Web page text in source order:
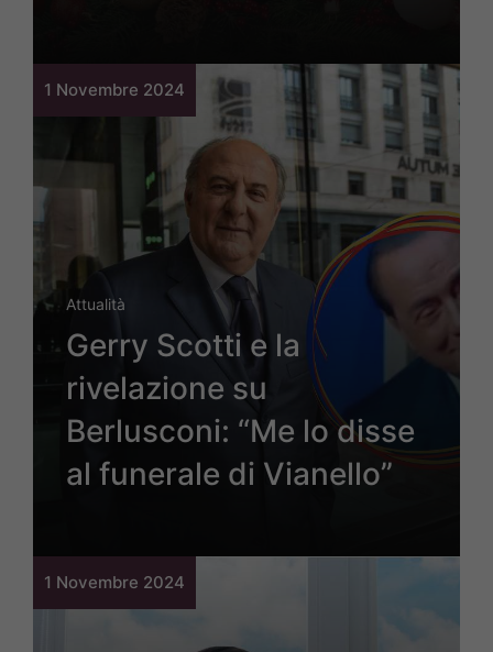
1 Novembre 2024
Attualità
Gerry Scotti e la
rivelazione su
Berlusconi: “Me lo disse
al funerale di Vianello”
1 Novembre 2024